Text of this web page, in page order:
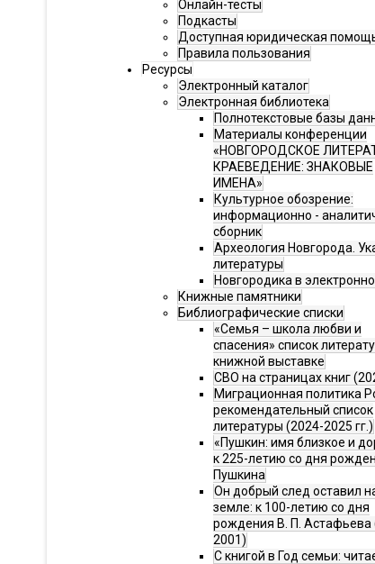
Онлайн-тесты
Подкасты
Доступная юридическая
Правила пользования
Ресурсы
Электронный каталог
Электронная библиотека
Полнотекстовые базы
Материалы конференции
«НОВГОРОДСКОЕ
КРАЕВЕДЕНИЕ: ЗНАКОВЫЕ
ИМЕНА»
Культурное обозрение:
информационно -
сборник
Археология Новгорода.
литературы
Новгородика в
Книжные памятники
Библиографические списки
«Семья – школа любви и
спасения» список
книжной выставке
СВО на страницах книг
Миграционная политика
рекомендательный список
литературы (2024-2025 гг.)
«Пушкин: имя близкое и
к 225-летию со дня
Пушкина
Он добрый след оставил
земле: к 100-летию со дня
рождения В. П. Астафьева
2001)
С книгой в Год семьи: